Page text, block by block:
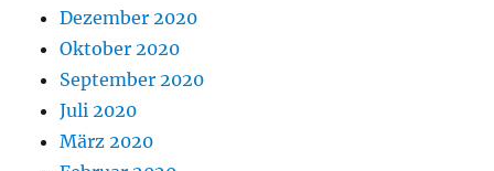
Dezember 2020
Oktober 2020
September 2020
Juli 2020
März 2020